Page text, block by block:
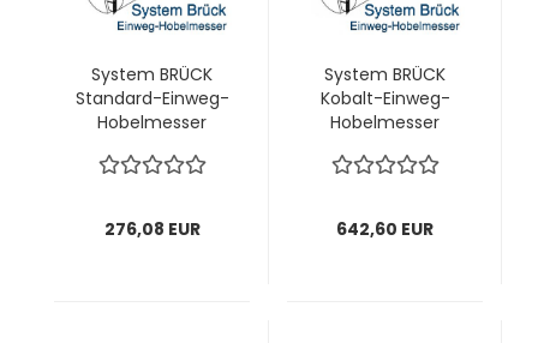
System BRÜCK
Standard-Einweg-
Hobelmesser
VPE = 20 Stück
276,08 EUR
System BRÜCK
Kobalt-Einweg-
Hobelmesser
VPE = 20 Stück
642,60 EUR